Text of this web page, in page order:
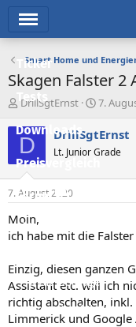
Ticker
Tests
Downloads
Preisvergleich
Forum
Aktuelles
Neue Beiträge
Neueste Aktivitäten
Smart Home und
Skagen Falster 2
E
s
e
l
e
r
DrillSgtErnst
E
s
e
t
m
7.
D DrillSgtErnst
Lt. Junior Grade
7. August 2020
Moin,
ich habe mit die
Einzig, diesen ganzen
Assistant etc. will ich
richtig abschalten,
Limmerick und Google